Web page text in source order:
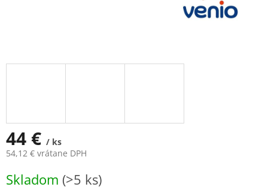
44 € / ks
54,12 € vrátane DPH
cena:
Skladom (>5 ks)